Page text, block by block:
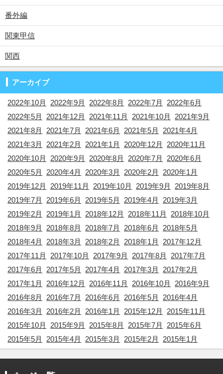
番外編
関東甲信
関西
アーカイブ
2022年10月 2022年9月 2022年8月 2022年7月
2022年6月
2022年5月
2021年12月 2021年11月 2021年10月
2021年9月
2021年8月
2021年7月 2021年6月 2021年5月
2021年4月
2021年3月
2021年2月 2021年1月 2020年12月
2020年11月
2020年10月
2020年9月 2020年8月 2020年7月
2020年6月
2020年5月
2020年4月 2020年3月 2020年2月
2020年1月
2019年12月
2019年11月 2019年10月 2019年9月
2019年8月
2019年7月
2019年6月 2019年5月 2019年4月
2019年3月
2019年2月
2019年1月 2018年12月 2018年11月
2018年10月
2018年9月
2018年8月 2018年7月 2018年6月
2018年5月
2018年4月
2018年3月 2018年2月 2018年1月
2017年12月
2017年11月
2017年10月 2017年9月 2017年8月
2017年7月
2017年6月
2017年5月 2017年4月 2017年3月
2017年2月
2017年1月
2016年12月 2016年11月 2016年10月
2016年9月
2016年8月
2016年7月 2016年6月 2016年5月
2016年4月
2016年3月
2016年2月 2016年1月 2015年12月
2015年11月
2015年10月
2015年9月 2015年8月 2015年7月
2015年6月
2015年5月
2015年4月 2015年3月 2015年2月 2015年1月